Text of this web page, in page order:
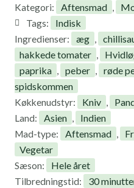
Kategori: Aftensmad ,
Tags: Indisk
Ingredienser: æg ,
hakkede tomater ,
paprika , peber , røde
spidskommen
Køkkenudstyr: Kniv ,
Land: Asien , Indien
Mad-type: Aftensmad ,
Vegetar
Sæson: Hele året
Tilbredningstid: 30